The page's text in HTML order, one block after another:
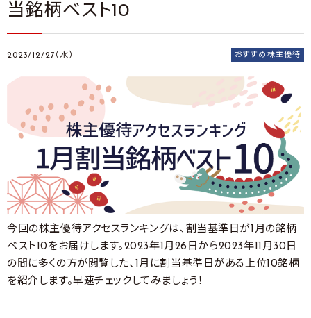
当銘柄ベスト10
2023/12/27（水） おすすめ株主優待
今回の株主優待アクセスランキングは、割当基準日が1月の銘柄
ベスト10をお届けします。2023年1月26日から2023年11月30日
の間に多くの方が閲覧した、1月に割当基準日がある上位10銘柄
を紹介します。早速チェックしてみましょう！